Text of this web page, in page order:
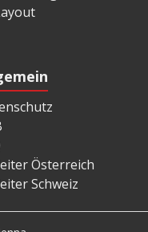
Österreich
Schweiz